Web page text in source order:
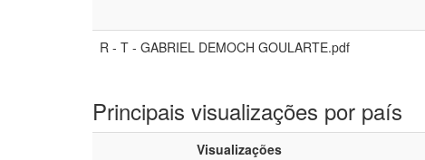
R - T - GABRIEL DEMOCH GOULARTE.pdf
Principais visualizações por país
Visualizações